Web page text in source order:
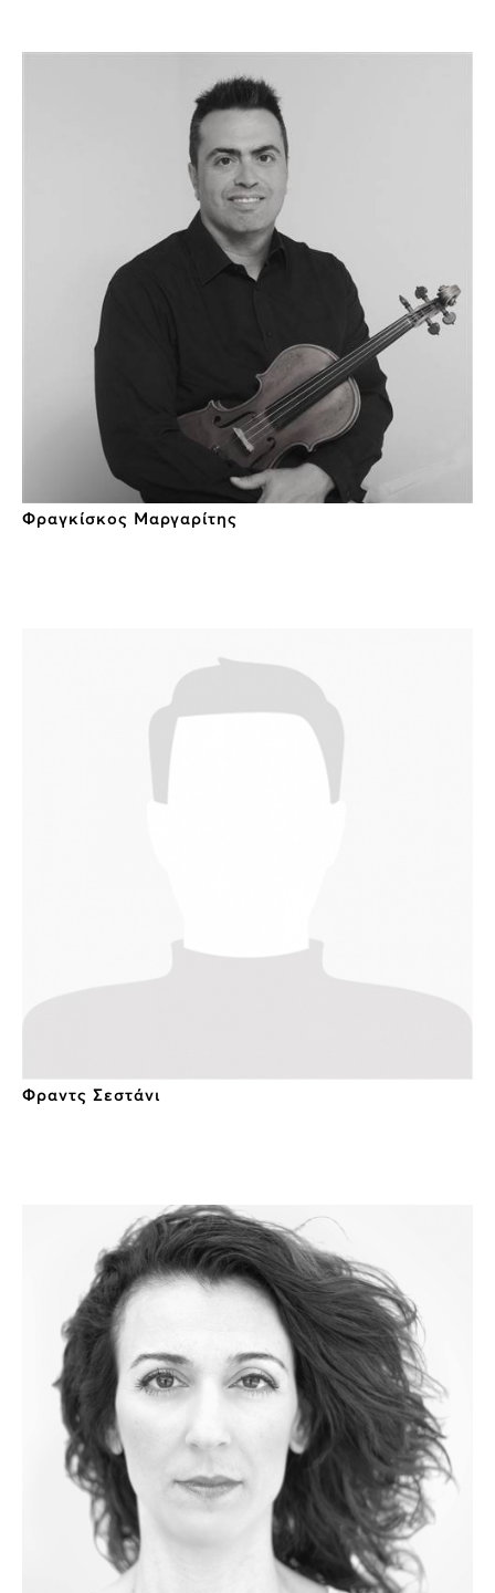
Φραγκίσκος Μαργαρίτης
Φραντς Σεστάνι